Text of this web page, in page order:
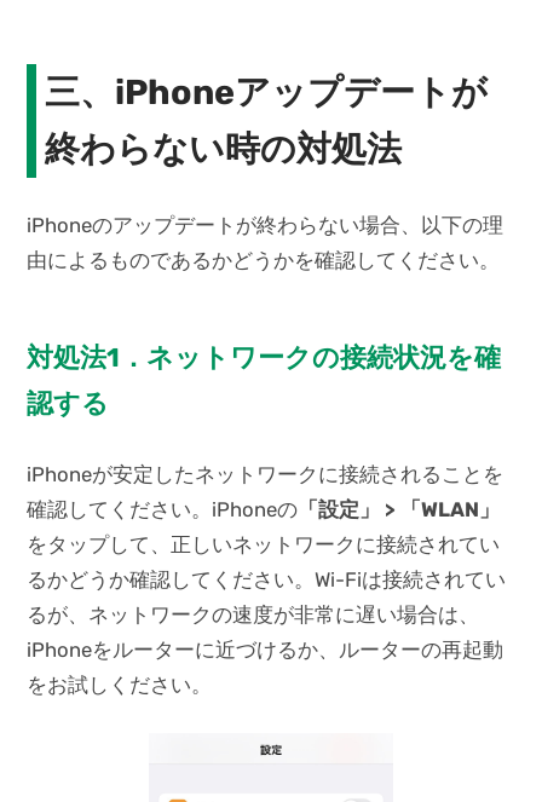
三、iPhoneアップデートが
終わらない時の対処法
iPhoneのアップデートが終わらない場合、以下の理
由によるものであるかどうかを確認してください。
対処法1．ネットワークの接続状況を確
認する
iPhoneが安定したネットワークに接続されることを
確認してください。iPhoneの 「設定」 > 「WLAN」
をタップして、正しいネットワークに接続されてい
るかどうか確認してください。Wi-Fiは接続されてい
るが、ネットワークの速度が非常に遅い場合は、
iPhoneをルーターに近づけるか、ルーターの再起動
をお試しください。